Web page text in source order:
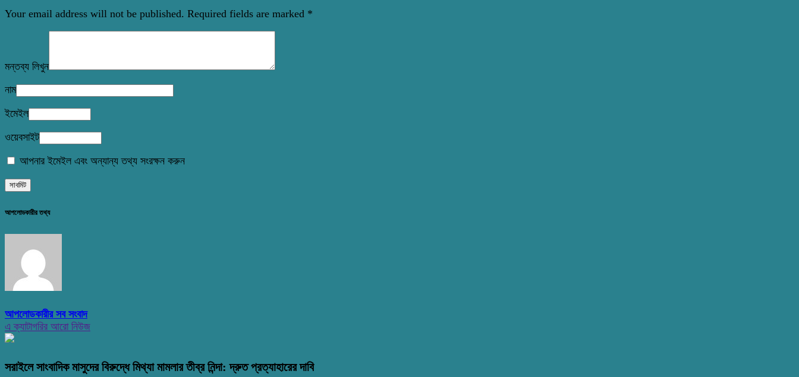
Your email address will not be published. Required fields are marked *
মন্তব্য লিখুন
নাম
ইমেইল
ওয়েবসাইট
আপনার ইমেইল এবং অন্যান্য তথ্য সংরক্ষন করুন
আপলোডকারীর তথ্য
আপলোডকারীর সব সংবাদ
এ ক্যাটাগরির আরো নিউজ
সরাইলে সাংবাদিক মাসুদের বিরুদ্ধে মিথ্যা মামলার তীব্র নিন্দা: দ্রুত প্রত্যাহারের দাবি